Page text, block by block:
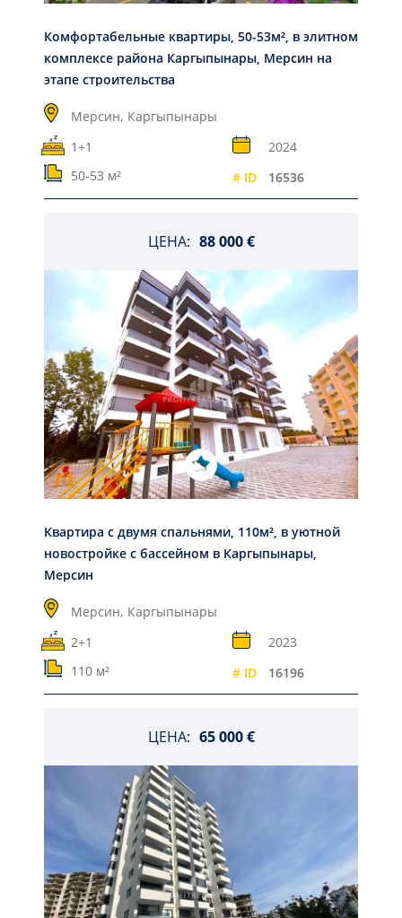
Комфортабельные квартиры, 50-53м², в элитном
комплексе района Каргыпынары, Мерсин на
этапе строительства
Мерсин, Каргыпынары
1+1
2024
50-53 м²
# ID 16536
ЦЕНА: 88 000 €
Квартира с двумя спальнями, 110м², в уютной
новостройке с бассейном в Каргыпынары,
Мерсин
Мерсин, Каргыпынары
2+1
2023
110 м²
# ID 16196
ЦЕНА: 65 000 €